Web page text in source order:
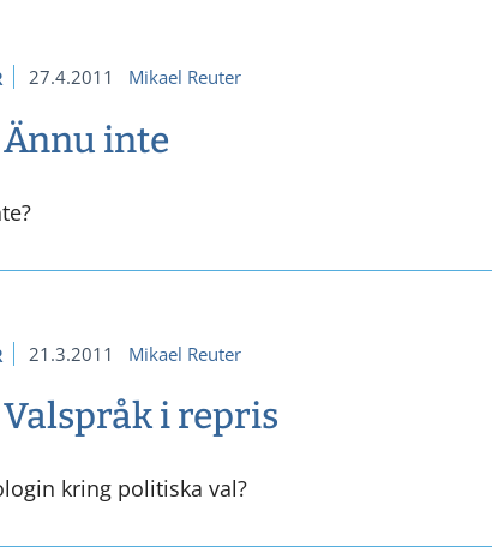
27.4.2011 Mikael Reuter
inte
21.3.2011 Mikael Reuter
i repris
kring politiska val?